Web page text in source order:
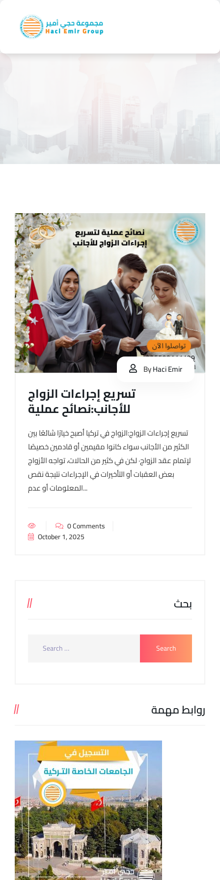
ByHaci Emir
تسريع إجراءات الزواج
للأجانب:نصائح عملية
تسريع إجراءات الزواج:الزواج في تركيا أصبح خيارًا شائعًا بين
الكثير من الأجانب سواء كانوا مقيمين أو قادمين خصيصًا
لإتمام عقد الزواج· لكن في كثير من الحالات، تواجه الأزواج
بعض العقبات أو التأخيرات في الإجراءات نتيجة نقص
المعلومات أو عدم...
0 Comments
October 1, 2025
بحث
روابط مهمة